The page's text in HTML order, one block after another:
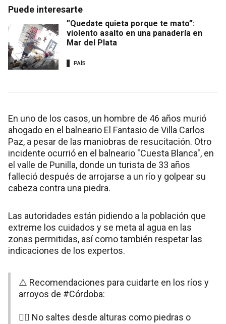
Puede interesarte
”Quedate quieta porque te mato”:
violento asalto en una panadería en
Mar del Plata
PAÍS
En uno de los casos, un hombre de 46 años murió
ahogado en el balneario El Fantasio de Villa Carlos
Paz, a pesar de las maniobras de resucitación. Otro
incidente ocurrió en el balneario "Cuesta Blanca", en
el valle de Punilla, donde un turista de 33 años
falleció después de arrojarse a un río y golpear su
cabeza contra una piedra.
Las autoridades están pidiendo a la población que
extreme los cuidados y se meta al agua en las
zonas permitidas, así como también respetar las
indicaciones de los expertos.
⚠️ Recomendaciones para cuidarte en los ríos y
arroyos de #Córdoba:
🤸‍♂️ No saltes desde alturas como piedras o